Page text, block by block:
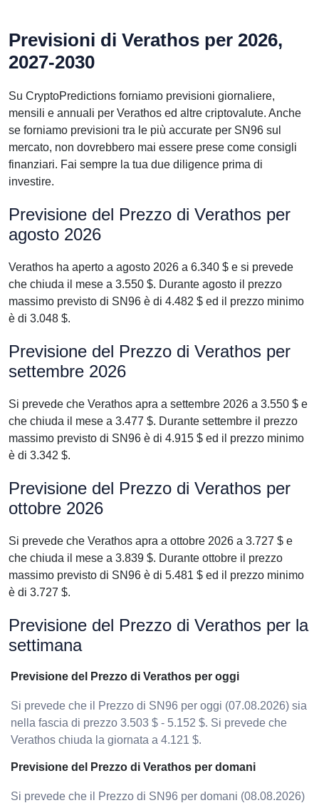
Previsioni di Verathos per 2026,
2027-2030
Su CryptoPredictions forniamo previsioni giornaliere,
mensili e annuali per Verathos ed altre criptovalute. Anche
se forniamo previsioni tra le più accurate per SN96 sul
mercato, non dovrebbero mai essere prese come consigli
finanziari. Fai sempre la tua due diligence prima di
investire.
Previsione del Prezzo di Verathos per
agosto 2026
Verathos ha aperto a agosto 2026 a 6.340 $ e si prevede
che chiuda il mese a 3.550 $. Durante agosto il prezzo
massimo previsto di SN96 è di 4.482 $ ed il prezzo minimo
è di 3.048 $.
Previsione del Prezzo di Verathos per
settembre 2026
Si prevede che Verathos apra a settembre 2026 a 3.550 $ e
che chiuda il mese a 3.477 $. Durante settembre il prezzo
massimo previsto di SN96 è di 4.915 $ ed il prezzo minimo
è di 3.342 $.
Previsione del Prezzo di Verathos per
ottobre 2026
Si prevede che Verathos apra a ottobre 2026 a 3.727 $ e
che chiuda il mese a 3.839 $. Durante ottobre il prezzo
massimo previsto di SN96 è di 5.481 $ ed il prezzo minimo
è di 3.727 $.
Previsione del Prezzo di Verathos per la
settimana
Previsione del Prezzo di Verathos per oggi
Si prevede che il Prezzo di SN96 per oggi (07.08.2026) sia
nella fascia di prezzo 3.503 $ - 5.152 $. Si prevede che
Verathos chiuda la giornata a 4.121 $.
Previsione del Prezzo di Verathos per domani
Si prevede che il Prezzo di SN96 per domani (08.08.2026)